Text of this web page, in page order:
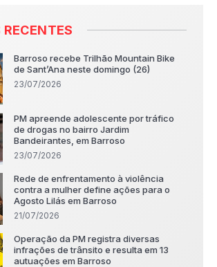
Barroso recebe Trilhão Mountain Bike
de Sant’Ana neste domingo (26)
23/07/2026
PM apreende adolescente por tráfico
de drogas no bairro Jardim
Bandeirantes, em Barroso
23/07/2026
Rede de enfrentamento à violência
contra a mulher define ações para o
Agosto Lilás em Barroso
21/07/2026
Operação da PM registra diversas
infrações de trânsito e resulta em 13
autuações em Barroso